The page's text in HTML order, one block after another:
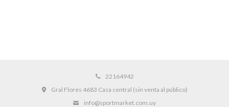
22164942
Gral Flores 4683 Casa central (sin venta al público)
info@sportmarket.com.uy